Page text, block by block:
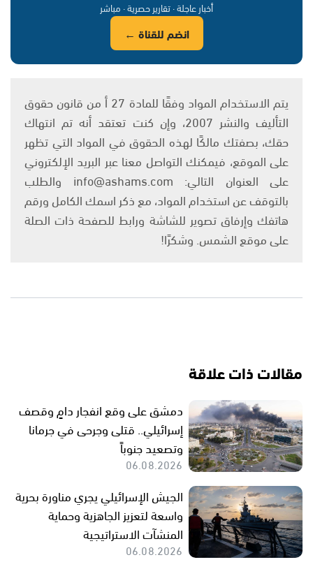
أخبار عاجلة · تقارير حصرية · مباشر
انضم للقناة ←
يتم الاستخدام المواد وفقًا للمادة 27 أ من قانون حقوق
التأليف والنشر 2007، وإن كنت تعتقد أنه تم انتهاك
حقك، بصفتك مالكًا لهذه الحقوق في المواد التي تظهر
على الموقع، فيمكنك التواصل معنا عبر البريد الإلكتروني
على العنوان التالي: info@ashams.com والطلب
بالتوقف عن استخدام المواد، مع ذكر اسمك الكامل ورقم
هاتفك وإرفاق تصوير للشاشة ورابط للصفحة ذات الصلة
على موقع الشمس. وشكرًا!
مقالات ذات علاقة
دمشق على وقع انفجار دامٍ وقصف
إسرائيلي.. قتلى وجرحى في جرمانا
وتصعيد جنوباً
06.08.2026
الجيش الإسرائيلي يجري مناورة بحرية
واسعة لتعزيز الجاهزية وحماية
المنشآت الاستراتيجية
06.08.2026